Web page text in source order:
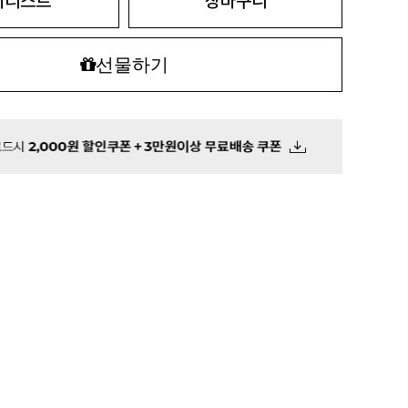
선물하기